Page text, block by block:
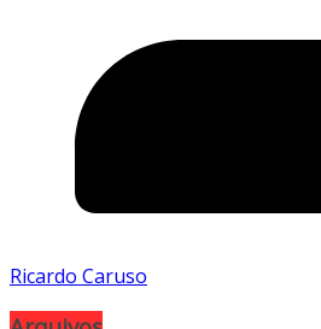
Ricardo Caruso